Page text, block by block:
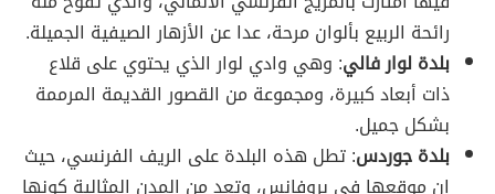
رائحة الربيع بألوان مرحة، عدا عن الأزهار الصيفية الجميلة.
بلدة لوار فالي: وهي وادي لوار الذي يحتوي على قلاع
ذات أبعاد كبيرة، ومجموعة من القصور القديمة المرممة
بشكل جميل.
بلدة جوردس: تطل هذه البلدة على الريف الفرنسي، حيث
إن موقعها في بروفانس، وتعد من المدن المثالية كونها